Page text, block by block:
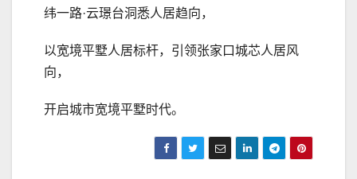
纬一路·云璟台洞悉人居趋向，
以宽境平墅人居标杆，引领张家口城芯人居风
向，
开启城市宽境平墅时代。